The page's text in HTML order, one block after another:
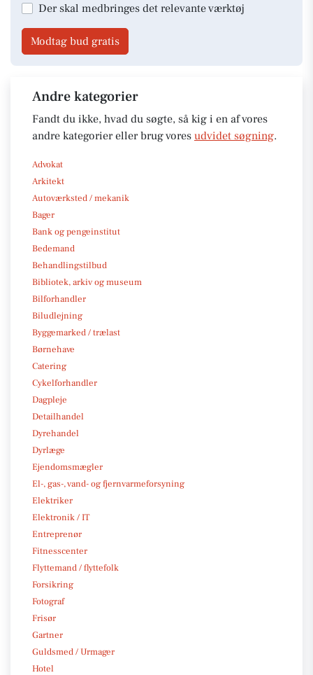
Der skal medbringes det relevante værktøj
Modtag bud gratis
Andre kategorier
Fandt du ikke, hvad du søgte, så kig i en af vores
andre kategorier eller brug vores udvidet søgning.
Advokat
Arkitekt
Autoværksted / mekanik
Bager
Bank og pengeinstitut
Bedemand
Behandlingstilbud
Bibliotek, arkiv og museum
Bilforhandler
Biludlejning
Byggemarked / trælast
Børnehave
Catering
Cykelforhandler
Dagpleje
Detailhandel
Dyrehandel
Dyrlæge
Ejendomsmægler
El-, gas-, vand- og fjernvarmeforsyning
Elektriker
Elektronik / IT
Entreprenør
Fitnesscenter
Flyttemand / flyttefolk
Forsikring
Fotograf
Frisør
Gartner
Guldsmed / Urmager
Hotel